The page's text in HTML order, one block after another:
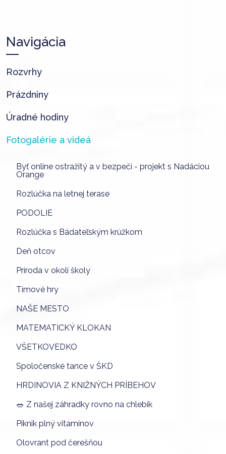
Navigácia
Rozvrhy
Prázdniny
Úradné hodiny
Fotogalérie a videá
Byť online ostražitý a v bezpečí - projekt s Nadáciou
Orange
Rozlúčka na letnej terase
PODOLIE
Rozlúčka s Bádateľským krúžkom
Deň otcov
Príroda v okolí školy
Tímové hry
NAŠE MESTO
MATEMATICKÝ KLOKAN
VŠETKOVEDKO
Spoločenské tance v ŠKD
HRDINOVIA Z KNIŽNÝCH PRÍBEHOV
🥗 Z našej záhradky rovno na chlebík
Piknik plný vitamínov
Olovrant pod čerešňou